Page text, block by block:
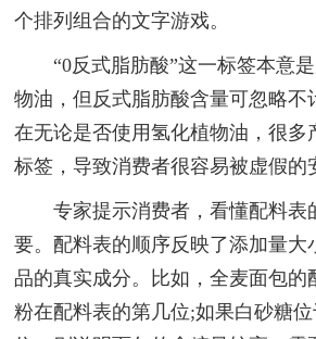
个排列组合的文字游戏。
“0反式脂肪酸”这一标签本意是
物油，但反式脂肪酸含量可忽略不
在无论是否使用氢化植物油，很多
标签，导致消费者很容易被虚假的
专家提示消费者，看懂配料表
要。配料表的顺序反映了添加量大
品的真实成分。比如，全麦面包的
粉在配料表的第几位;如果白砂糖